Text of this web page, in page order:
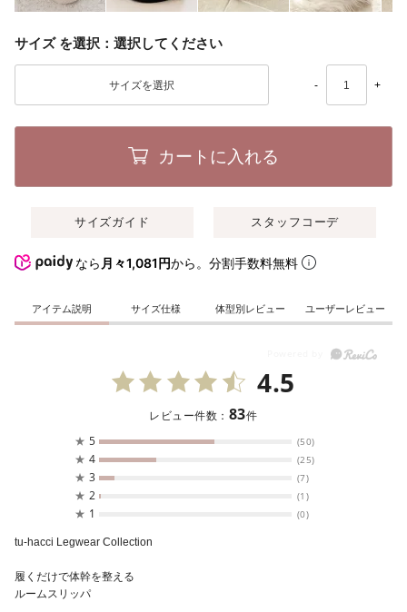
サイズ 選択してください
- +
カートに入れる
サイズガイド スタッフコーデ
なら 月々1,081円から。分割手数料無料
アイテム説明 サイズ仕様 体型別レビュー ユーザーレビュー
4.5
レビュー件数： 83件
★ 5 (50)
★ 4 (25)
★ 3 (7)
★ 2 (1)
★ 1 (0)
tu-hacci Legwear Collection
履くだけで体幹を整える
ルームスリッパ